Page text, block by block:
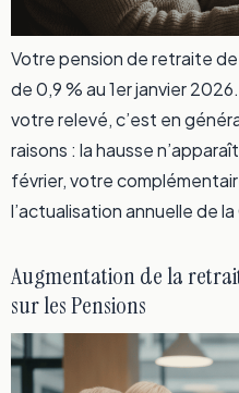
Votre pension de retraite
de 0,9 % au 1er janvier
votre relevé, c’est en
raisons : la hausse
février, votre
l’actualisation annuelle de
Augmentation de la
sur les Pensions